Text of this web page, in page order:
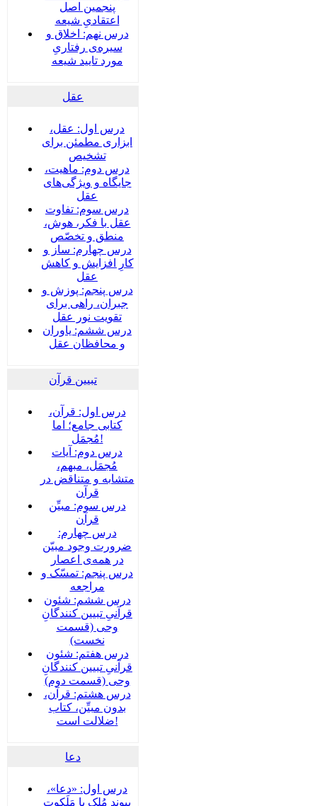
پنجمین اصل
اعتقادیِ شیعه
درس نهم: اخلاق و
سیره‌ی رفتاریِ
مورد تایید شیعه
عقل
درس اول: عقل،
ابزاری مطمئن برای
تشخیص
درس دوم: ماهیت،
جایگاه و ویژگی‌های
عقل
درس سوم: تفاوت
عقل با فکر، هوش،
منطق و تخصّص
درس چهارم: ساز و
کارِ افزایش و کاهش
عقل
درس پنجم: پوزش و
جبران، راهی برای
تقویت نور عقل
درس ششم: یاوران
و محافظان عقل
تبیین قرآن
درس اول: قرآن،
کتابی جامع؛ اما
مُجمَل!
درس دوم: آیات
مُجمَل، مبهم،
متشابه و متناقض در
قرآن
درس سوم: مبیِّن
قرآن
درس چهارم:
ضرورت وجود مبیّن
در همه‌ی اعصار
درس پنجم: تمسّک و
مراجعه
درس ششم: شئون
قرآنیِ تبیین کنندگانِ
وحی (قسمت
نخست)
درس هفتم: شئون
قرآنیِ تبیین کنندگانِ
وحی (قسمت دوم)
درس هشتم: قرآن،
بدون مبیِّن، کتاب
ضلالت است!
دعا
درس اول: «دعا»،
پیوند مُلک با مَلَکوت